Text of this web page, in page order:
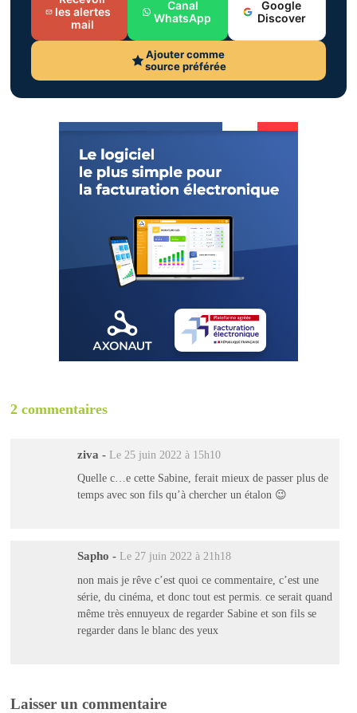
les alertes
mail
Canal
WhatsApp
Google
Discover
Ajouter comme
source préférée
2 commentaires
ziva - Le 25 juin 2022 à 15h10
Quelle c…e cette Sabine, ferait mieux de passer plus de
temps avec son fils qu’à chercher un étalon 😉
Sapho - Le 27 juin 2022 à 21h18
non mais je rêve c’est quoi ce commentaire, c’est une
série, du cinéma, et donc tout est permis. ce serait quand
même très ennuyeux de regarder Sabine et son fils se
regarder dans le blanc des yeux
Laisser un commentaire